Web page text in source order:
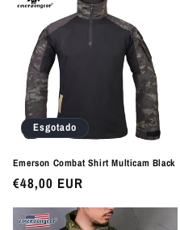
Esgotado
Emerson Combat Shirt Multicam Black
Preço
normal
€48,00 EUR